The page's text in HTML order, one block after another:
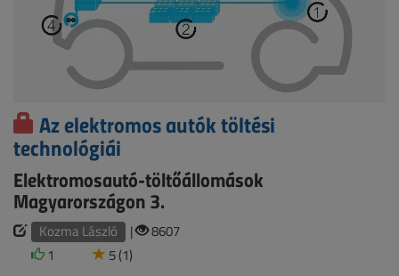
Az elektromos autók töltési
technológiái
Elektromosautó-töltőállomások
Magyarországon 3.
Kozma László |
8607
1
5 (1)